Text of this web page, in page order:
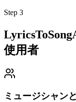
Step 3
使用者
ミュージシャン